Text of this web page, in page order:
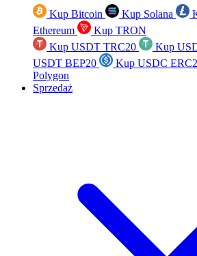
Kup Bitcoin Kup Solana
Ethereum
Kup TRON
Kup USDT TRC20
Kup
USDT BEP20
Kup USDC
Polygon
Sprzedaż